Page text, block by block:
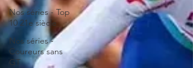
Nos séries - Top
10 21e siècle
Nos séries -
Coureurs sans
GT